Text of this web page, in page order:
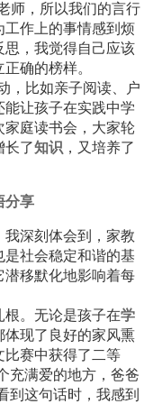
师，所以我们的言行
作上的事情感到烦
思，我觉得自己应该
确的榜样。
，比如亲子阅读、户
让孩子在实践中学
家庭读书会，大家轮
长了知识 ，又培养了
分享
深刻体会到，家教
社会稳定和谐的基
移默化地影响着每
。无论是孩子在学
现了良好的家风熏
比赛中获得了二等
充满爱的地方，爸爸
到这句话时，我感到